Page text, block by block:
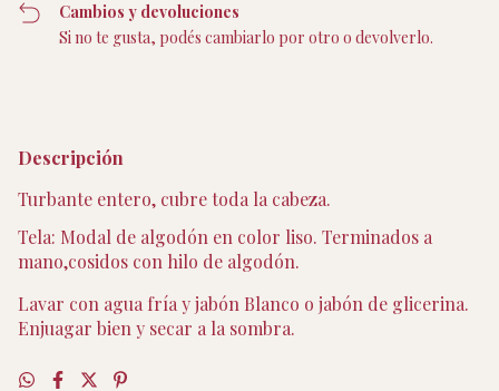
Cambios y devoluciones
Si no te gusta, podés cambiarlo por otro o devolverlo.
Descripción
Turbante entero, cubre toda la cabeza.
Tela: Modal de algodón en color liso. Terminados a
mano,cosidos con hilo de algodón.
Lavar con agua fría y jabón Blanco o jabón de glicerina.
Enjuagar bien y secar a la sombra.